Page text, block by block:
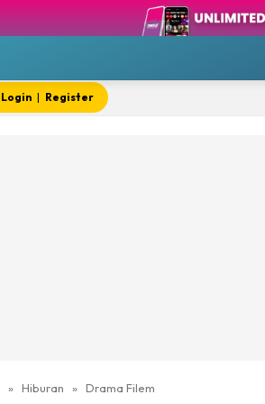
BK Tour
BK Whatsup
Login| Register
» Hiburan » Drama Filem